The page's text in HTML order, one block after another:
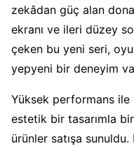
zekâdan güç alan
ekranı ve ileri düzey
çeken bu yeni seri,
yepyeni bir deneyim
Yüksek performans
estetik bir tasarımla
ürünler satışa sunuldu.